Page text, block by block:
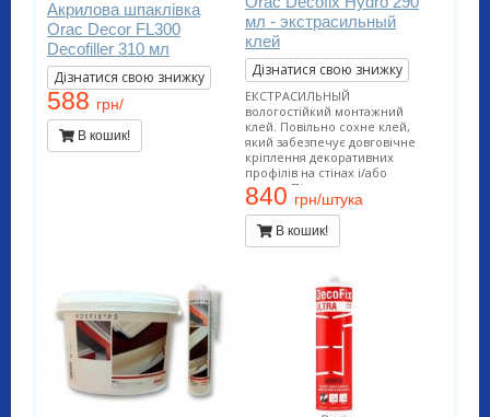
Акрилова шпаклівка
Orac Decor FL300
Decofiller 310 мл
Дізнатися свою знижку
588 грн/
В кошик!
мл - экстрасильный
клей
Дізнатися свою знижку
ЕКСТРАСИЛЬНЫЙ
вологостійкий монтажний
клей. Повільно сохне клей,
який забезпечує довговічне
кріплення декоративних
профілів на стінах і/або
стелях. Підходить для
проведення внутрішніх робіт і
застосування на пористих
поверхнях. Застосовується у
вологих приміщеннях (ванних.
Витрата тюбика на 10-12
метрів погонних.
840 грн/штука
В кошик!